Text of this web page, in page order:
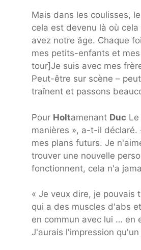
Mais dans les coulisses,
cela est devenu là où
avez notre âge. Chaque
mes petits-enfants et
tour]Je suis avec mes
Peut-être sur scène –
traînent et passons
Pour Holtamenant Duc
manières », a-t-il déclaré.
mes plans futurs. Je
trouver une nouvelle
fonctionnent, cela n'a
« Je veux dire, je pouvais
qui a des muscles d'abs
en commun avec lui … en
J'aurais l'impression